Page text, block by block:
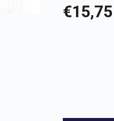
€15,75